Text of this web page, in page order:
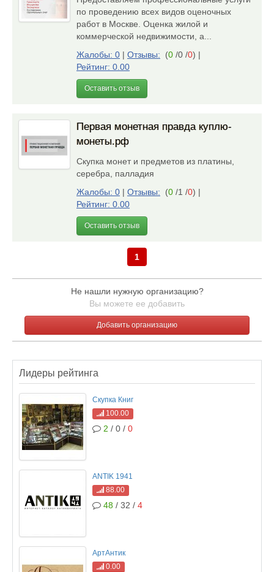
по проведению всех видов оценочных
работ в Москве. Оценка жилой и
коммерческой недвижимости, а...
Жалобы: 0 | Отзывы: (0 /0 /0) |
Рейтинг: 0.00
Оставить отзыв
Первая монетная правда куплю-
монеты.рф
Скупка монет и предметов из платины,
серебра, палладия
Жалобы: 0 | Отзывы: (0 /1 /0) |
Рейтинг: 0.00
Оставить отзыв
1
Не нашли нужную организацию?
Вы можете ее добавить
Добавить организацию
Лидеры рейтинга
Скупка Книг
100.00
2 / 0 / 0
ANTIK 1941
88.00
48 / 32 / 4
АртАнтик
0.00